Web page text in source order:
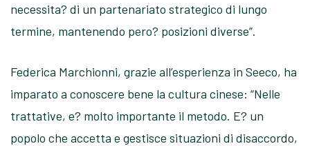
necessita? di un partenariato strategico di lungo
termine, mantenendo pero? posizioni diverse”.
Federica Marchionni, grazie all’esperienza in Seeco, ha
imparato a conoscere bene la cultura cinese: “Nelle
trattative, e? molto importante il metodo. E? un
popolo che accetta e gestisce situazioni di disaccordo,